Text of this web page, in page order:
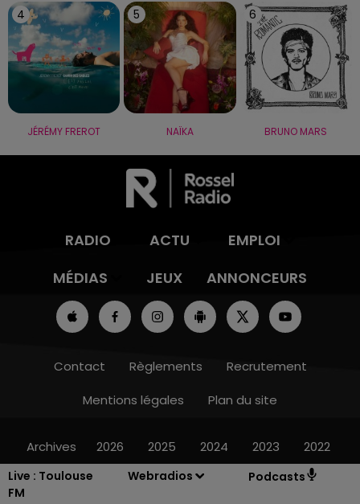
Live : Toulouse
FM
Webradios Podcasts
4
JÉRÉMY FREROT
5
NAÏKA
6
BRUNO MARS
RADIO ACTU
EMPLOI
MÉDIAS
JEUX ANNONCEURS
Contact Règlements
Recrutement
Mentions légales
Plan du site
Archives 2026 2025 2024 2023 2022